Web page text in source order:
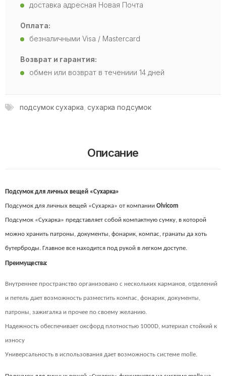
доставка адресная Новая Почта
Оплата:
безналичными Visa / Mastercard
Возврат и гарантия:
обмен или возврат в течениии 14 дней
подсумок сухарка ,сухарка подсумок
Описание
Подсумок для личных вещей «Сухарка»
Подсумок для личных вещей «Сухарка» от компании Olvicom
Подсумок «Сухарка» представляет собой компактную сумку, в которой
можно хранить патроны, документы, фонарик, компас, гранаты да хоть
бутерброды. Главное все находится под рукой в легком доступе.
Преимущества:
Внутреннее пространство организовано с нескольких карманов, отделений
и петель дает возможность разместить компас, фонарик, документы,
патроны, зажигалка и прочее по своему желанию.
Надежность обеспечивает оксфорд плотностью 1000D, материал стойкий к
износу
Универсальность в использования дает возможность системе molle.